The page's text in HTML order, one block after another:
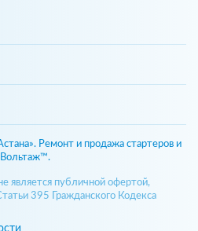
Ремонт и продажа стартеров и
Вольтаж™.
является публичной офертой,
395 Гражданского Кодекса